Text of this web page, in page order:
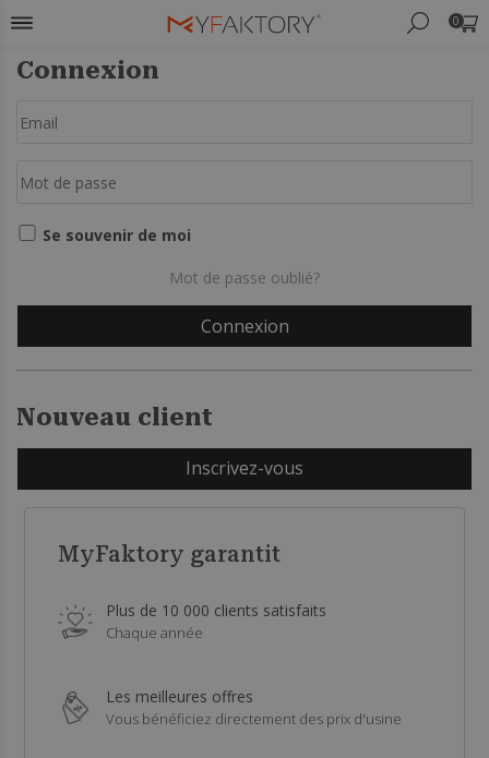
0
Connexion
Se souvenir de moi
Mot de passe oublié?
Nouveau client
Inscrivez-vous
MyFaktory garantit
Plus de 10 000 clients satisfaits
Chaque année
Les meilleures offres
Vous bénéficiez directement des prix d'usine